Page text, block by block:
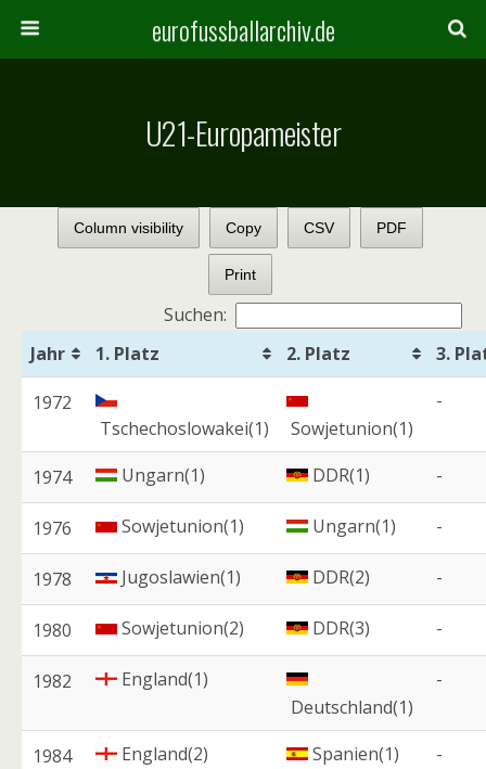
eurofussballarchiv.de
U21-Europameister
Column visibility Copy CSV PDF
Print
Suchen:
Jahr
1. Platz 2. Platz 3.
1972
Tschechoslowakei(1)
Sowjetunion(1)
-
1974 Ungarn(1) DDR(1) -
1976 Sowjetunion(1) Ungarn(1) -
1978 Jugoslawien(1) DDR(2) -
1980 Sowjetunion(2) DDR(3) -
1982
England(1)
Deutschland(1)
-
1984 England(2) Spanien(1) -